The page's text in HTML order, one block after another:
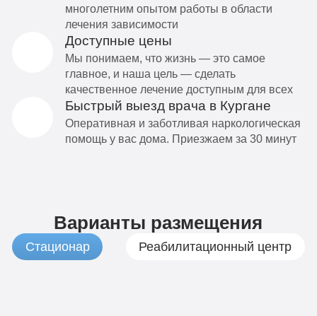
многолетним опытом работы в области
лечения зависимости
Доступные цены
Мы понимаем, что жизнь — это самое
главное, и наша цель — сделать
качественное лечение доступным для всех
Быстрый выезд врача в Кургане
Оперативная и заботливая наркологическая
помощь у вас дома. Приезжаем за 30 минут
Варианты размещения
Стационар Реабилитационный центр